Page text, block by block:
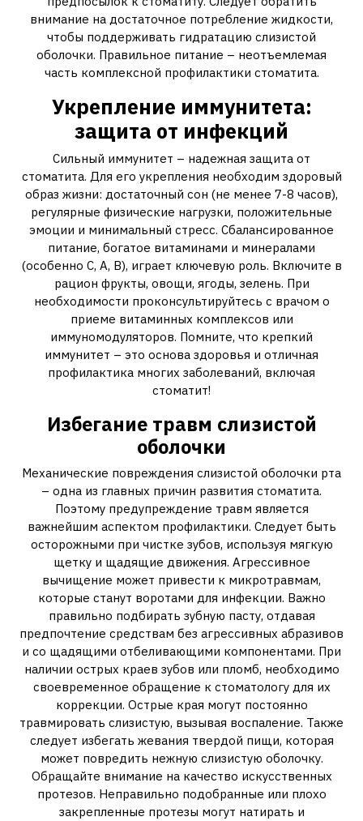
внимание на достаточное потребление жидкости,
чтобы поддерживать гидратацию слизистой
оболочки. Правильное питание – неотъемлемая
часть комплексной профилактики стоматита.
Укрепление иммунитета:
защита от инфекций
Сильный иммунитет – надежная защита от
стоматита. Для его укрепления необходим здоровый
образ жизни: достаточный сон (не менее 7-8 часов),
регулярные физические нагрузки, положительные
эмоции и минимальный стресс. Сбалансированное
питание, богатое витаминами и минералами
(особенно С, А, В), играет ключевую роль. Включите в
рацион фрукты, овощи, ягоды, зелень. При
необходимости проконсультируйтесь с врачом о
приеме витаминных комплексов или
иммуномодуляторов. Помните, что крепкий
иммунитет – это основа здоровья и отличная
профилактика многих заболеваний, включая
стоматит!
Избегание травм слизистой
оболочки
Механические повреждения слизистой оболочки рта
– одна из главных причин развития стоматита.
Поэтому предупреждение травм является
важнейшим аспектом профилактики. Следует быть
осторожными при чистке зубов, используя мягкую
щетку и щадящие движения. Агрессивное
вычищение может привести к микротравмам,
которые станут воротами для инфекции. Важно
правильно подбирать зубную пасту, отдавая
предпочтение средствам без агрессивных абразивов
и со щадящими отбеливающими компонентами. При
наличии острых краев зубов или пломб, необходимо
своевременное обращение к стоматологу для их
коррекции. Острые края могут постоянно
травмировать слизистую, вызывая воспаление. Также
следует избегать жевания твердой пищи, которая
может повредить нежную слизистую оболочку.
Обращайте внимание на качество искусственных
протезов. Неправильно подобранные или плохо
закрепленные протезы могут натирать и